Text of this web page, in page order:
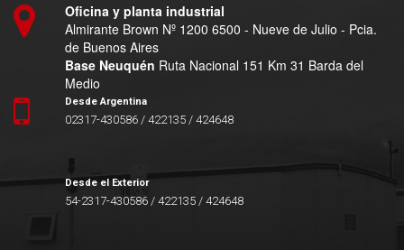
Oficina y planta industrial
Almirante Brown Nº 1200 6500 - Nueve de Julio - Pcia.
de Buenos Aires
Base Neuquén Ruta Nacional 151 Km 31 Barda del
Medio
Desde Argentina
02317-430586 / 422135 / 424648
Desde el Exterior
54-2317-430586 / 422135 / 424648